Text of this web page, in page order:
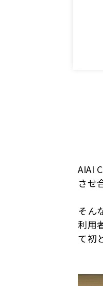
AIAI
させ
そん
利用
て初